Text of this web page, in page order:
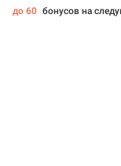
до 60 бонусов на